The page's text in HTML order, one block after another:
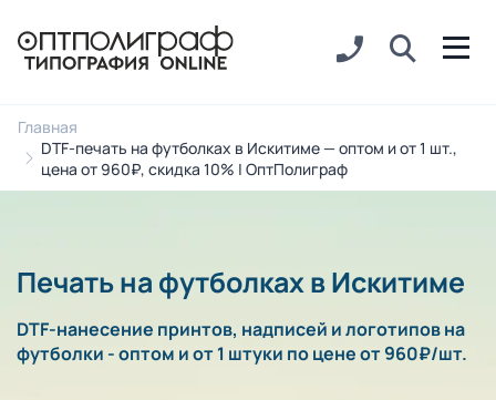
Главная
DTF-печать на футболках в Искитиме — оптом и от 1 шт.,
цена от 960₽, скидка 10% | ОптПолиграф
Печать на футболках в Искитиме
DTF-нанесение принтов, надписей и логотипов на
футболки - оптом и от 1 штуки по цене от 960₽/шт.